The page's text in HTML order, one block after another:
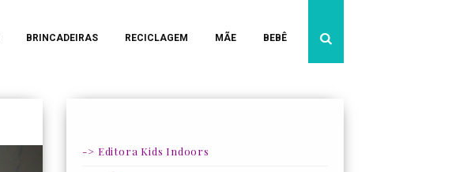
BRINCADEIRAS RECICLAGEM MÃE BEBÊ
-> Editora Kids Indoors